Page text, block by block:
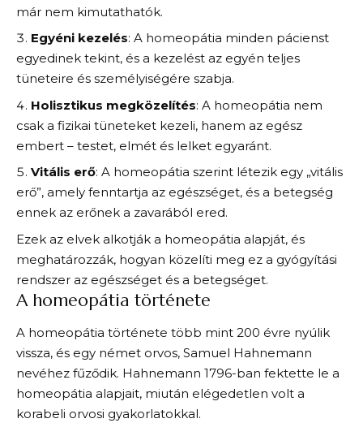
már nem kimutathatók.
Egyéni kezelés: A homeopátia minden pácienst
egyedinek tekint, és a kezelést az egyén teljes
tüneteire és személyiségére szabja.
Holisztikus megközelítés: A homeopátia nem
csak a fizikai tüneteket kezeli, hanem az egész
embert – testet, elmét és lelket egyaránt.
Vitális erő: A homeopátia szerint létezik egy „vitális
erő”, amely fenntartja az egészséget, és a betegség
ennek az erőnek a zavarából ered.
Ezek az elvek alkotják a homeopátia alapját, és
meghatározzák, hogyan közelíti meg ez a gyógyítási
rendszer az egészséget és a betegséget.
A homeopátia története
A homeopátia története több mint 200 évre nyúlik
vissza, és egy német orvos, Samuel Hahnemann
nevéhez fűződik. Hahnemann 1796-ban fektette le a
homeopátia alapjait, miután elégedetlen volt a
korabeli orvosi gyakorlatokkal.